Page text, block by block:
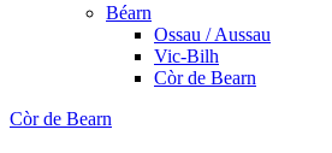
Béarn
Ossau / Aussau
Vic-Bilh
Còr de Bearn
Còr de Bearn